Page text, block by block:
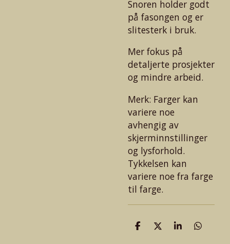
Snoren holder godt
på fasongen og er
slitesterk i bruk.
Mer fokus på
detaljerte prosjekter
og mindre arbeid.
Merk: Farger kan
variere noe
avhengig av
skjerminnstillinger
og lysforhold.
Tykkelsen kan
variere noe fra farge
til farge.
D
D
D
D